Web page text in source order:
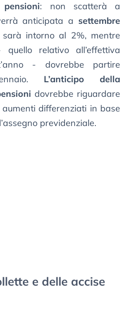
: non scatterà a
anticipata a settembre
intorno al 2%, mentre
quello relativo all’effettiva
- dovrebbe partire
L’anticipo della
dovrebbe riguardare
differenziati in base
previdenziale.
e delle accise